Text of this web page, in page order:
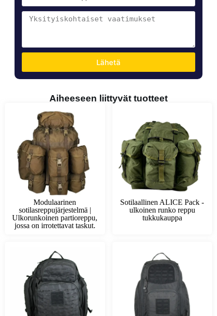
Lähetä
Aiheeseen liittyvät tuotteet
Modulaarinen
sotilasreppujärjestelmä |
Ulkorunkoinen partioreppu,
jossa on irrotettavat taskut.
Sotilaallinen ALICE Pack -
ulkoinen runko reppu
tukkukauppa